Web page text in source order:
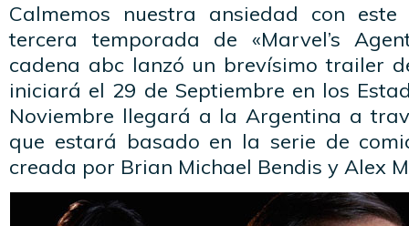
Calmemos nuestra ansiedad con
tercera temporada de «Marvel’s
cadena abc lanzó un brevísimo trailer
iniciará el 29 de Septiembre en los
Noviembre llegará a la Argentina a
que estará basado en la serie de
creada por Brian Michael Bendis y Alex